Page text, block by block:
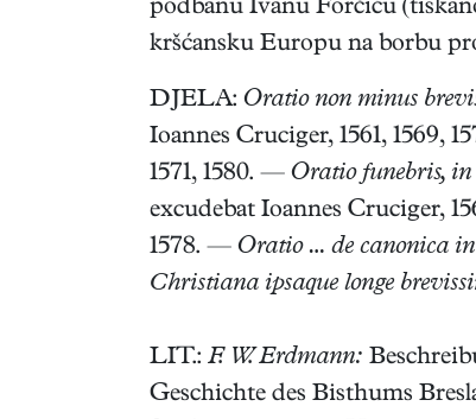
podbanu Ivanu Forčiću
kršćansku Europu na borbu
DJELA: Oratio non minus
Ioannes Cruciger, 1561, 1569,
1571, 1580. — Oratio funebris,
excudebat Ioannes Cruciger,
1578. — Oratio … de canonica in
Christiana ipsaque longe
LIT.: F. W. Erdmann:
Geschichte des Bisthums